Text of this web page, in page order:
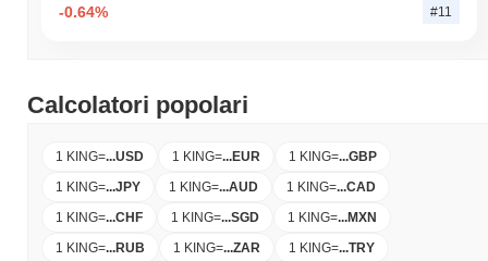
-0.64% #11
Calcolatori popolari
1 KING=...USD 1 KING=...EUR 1 KING=...GBP
1 KING=...JPY 1 KING=...AUD 1 KING=...CAD
1 KING=...CHF 1 KING=...SGD 1 KING=...MXN
1 KING=...RUB 1 KING=...ZAR 1 KING=...TRY